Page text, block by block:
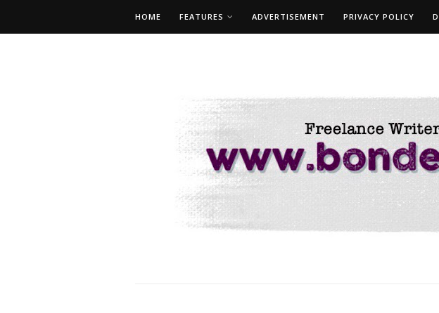
HOME FEATURES ADVERTISEMENT PRIVACY POLICY